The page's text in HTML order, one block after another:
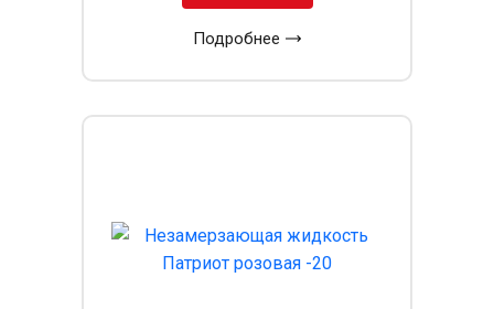
Подробнее